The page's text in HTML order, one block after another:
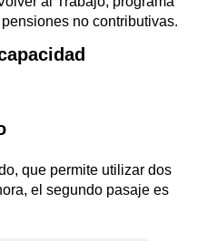
no contributivas.
que permite utilizar dos
el segundo pasaje es